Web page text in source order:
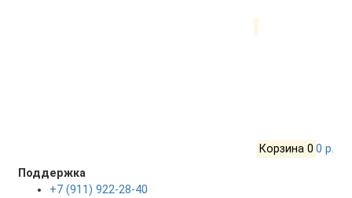
Корзина 0 0 р.
Поддержка
+7 (911) 922-28-40